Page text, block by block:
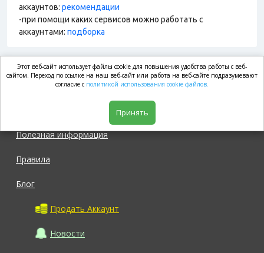
аккаунтов: рекомендации
-при помощи каких сервисов можно работать с
аккаунтами: подборка
market.com
Полезная информация
Правила
Блог
Продать Аккаунт
Новости
Этот веб-сайт использует файлы cookie для повышения удобства работы с веб-
сайтом. Переход по ссылке на наш веб-сайт или работа на веб-сайте подразумевают
согласие с политикой использования cookie файлов.
Принять